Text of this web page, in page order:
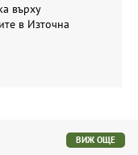
върху
в Източна
ВИЖ ОЩЕ